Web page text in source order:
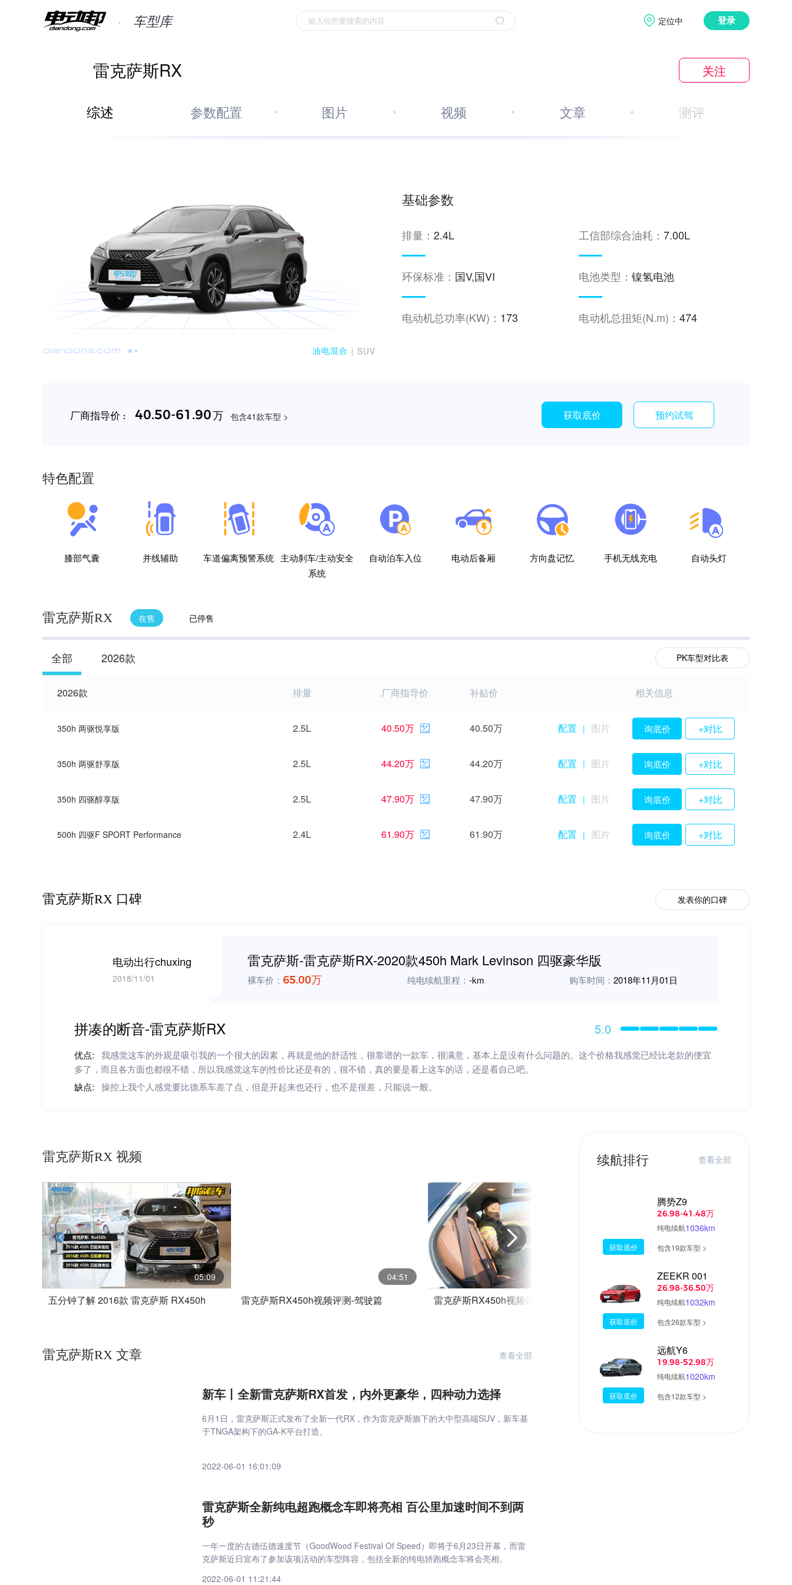
车型库 定位中 登录
雷克萨斯RX 关注
综述 参数配置 图片 视频 文章 测评
油电混合 | SUV
基础参数
排量： 2.4L 工信部综合油耗： 7.00L
环保标准： 国V,国VI 电池类型： 镍氢电池
电动机总功率(KW)： 173 电动机总扭矩(N.m)： 474
厂商指导价 : 40.50-61.90万 包含41款车型 > 获取底价 预约试驾
特色配置
膝部气囊 并线辅助 车道偏离预警系统 主动刹车/主动安全
系统
自动泊车入位 电动后备厢 方向盘记忆 手机无线充电 自动头灯
雷克萨斯RX 在售 已停售
全部 2026款 PK车型对比表
2026款 排量 厂商指导价 补贴价 相关信息
350h 两驱悦享版 2.5L 40.50万 40.50万 配置 | 图片 询底价 +对比
350h 两驱舒享版 2.5L 44.20万 44.20万 配置 | 图片 询底价 +对比
350h 四驱醇享版 2.5L 47.90万 47.90万 配置 | 图片 询底价 +对比
500h 四驱F SPORT Performance 2.4L 61.90万 61.90万 配置 | 图片 询底价 +对比
雷克萨斯RX 口碑 发表你的口碑
电动出行chuxing
2018/11/01
雷克萨斯-雷克萨斯RX-2020款450h Mark Levinson 四驱豪华版
裸车价： 65.00万 纯电续航里程： -km 购车时间： 2018年11月01日
拼凑的断音-雷克萨斯RX 5.0
优点:
我感觉这车的外观是吸引我的一个很大的因素，再就是他的舒适性，很靠谱的一款车，很满意，基本上是没有什么问题的。这个价格我感觉已经比老款的便宜
多了，而且各方面也都很不错，所以我感觉这车的性价比还是有的，很不错，真的要是看上这车的话，还是看自己吧。
缺点:
操控上我个人感觉要比德系车差了点，但是开起来也还行，也不是很差，只能说一般。
雷克萨斯RX 视频
05:09
五分钟了解 2016款 雷克萨斯 RX450h
04:51
雷克萨斯RX450h视频评测-驾驶篇 雷克萨斯RX450h视频评测-内饰篇 雷克萨斯RX450h视频评测-外观篇
雷克萨斯RX 文章 查看全部
新车丨全新雷克萨斯RX首发，内外更豪华，四种动力选择
6月1日，雷克萨斯正式发布了全新一代RX，作为雷克萨斯旗下的大中型高端SUV，新车基
于TNGA架构下的GA-K平台打造。
2022-06-01 16:01:09
雷克萨斯全新纯电超跑概念车即将亮相 百公里加速时间不到两
秒
一年一度的古德伍德速度节（GoodWood Festival Of Speed）即将于6月23日开幕，而雷
克萨斯近日宣布了参加该项活动的车型阵容，包括全新的纯电轿跑概念车将会亮相。
2022-06-01 11:21:44
续航排行 查看全部
获取底价
腾势Z9
26.98-41.48万
纯电续航1036km
包含19款车型 >
获取底价
ZEEKR 001
26.98-36.50万
纯电续航1032km
包含26款车型 >
获取底价
远航Y6
19.98-52.98万
纯电续航1020km
包含12款车型 >